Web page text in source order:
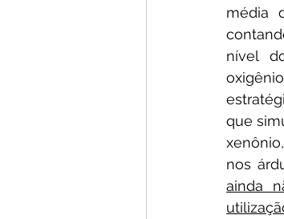
média
nível
que
nos
ainda